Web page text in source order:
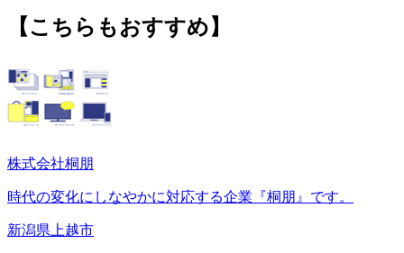
【こちらもおすすめ】
株式会社桐朋
時代の変化にしなやかに対応する企業『桐朋』です。
新潟県上越市